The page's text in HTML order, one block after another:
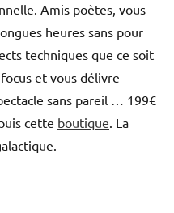
Amis poètes, vous
heures sans pour
techniques que ce soit
et vous délivre
sans pareil … 199€
cette boutique. La